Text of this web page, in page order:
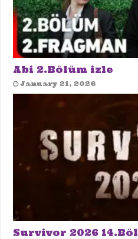
Abi 2.Bölüm izle
January 21, 2026
Survivor 2026